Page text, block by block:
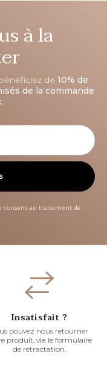
à la
de 10% de
de la commande
consens au traitement de
Insatisfait ?
pouvez nous retourner
produit, via le formulaire
de rétractation.